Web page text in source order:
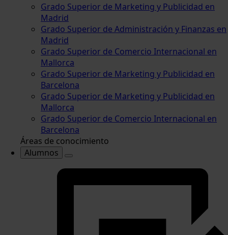
Grado Superior de Marketing y Publicidad en
Madrid
Grado Superior de Administración y Finanzas en
Madrid
Grado Superior de Comercio Internacional en
Mallorca
Grado Superior de Marketing y Publicidad en
Barcelona
Grado Superior de Marketing y Publicidad en
Mallorca
Grado Superior de Comercio Internacional en
Barcelona
Áreas de conocimiento
Alumnos